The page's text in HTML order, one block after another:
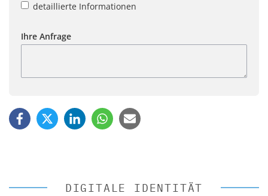
detaillierte Informationen
Ihre Anfrage
DIGITALE IDENTITÄT